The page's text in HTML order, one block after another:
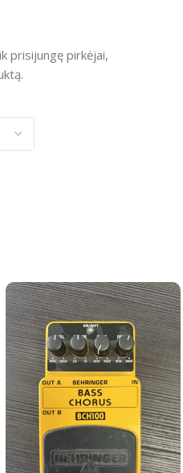
prisijungę pirkėjai,